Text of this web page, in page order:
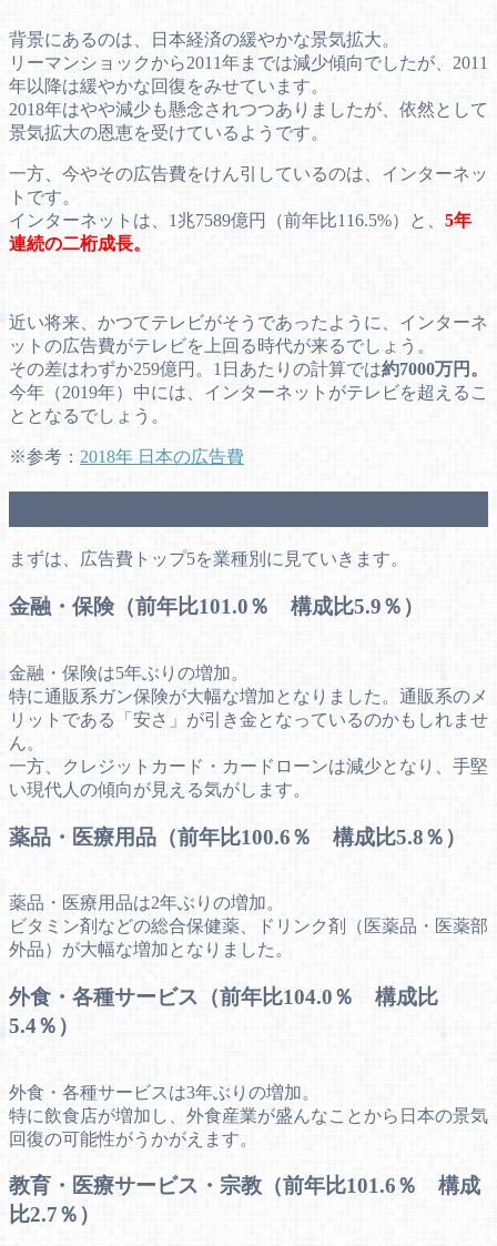
背景にあるのは、日本経済の緩やかな景気拡大。
リーマンショックから2011年までは減少傾向でしたが、2011
年以降は緩やかな回復をみせています。
2018年はやや減少も懸念されつつありましたが、依然として
景気拡大の恩恵を受けているようです。
一方、今やその広告費をけん引しているのは、インターネッ
トです。
インターネットは、1兆7589億円（前年比116.5%）と、 5年
連続の二桁成長。
近い将来、かつてテレビがそうであったように、インターネ
ットの広告費がテレビを上回る時代が来るでしょう。
その差はわずか259億円。1日あたりの計算では約7000万円。
今年（2019年）中には、インターネットがテレビを超えるこ
ととなるでしょう。
※参考： 2018年 日本の広告費
まずは、広告費トップ5を業種別に見ていきます。
金融・保険（前年比101.0％ 構成比5.9％）
金融・保険は5年ぶりの増加。
特に通販系ガン保険が大幅な増加となりました。通販系のメ
リットである「安さ」が引き金となっているのかもしれませ
ん。
一方、クレジットカード・カードローンは減少となり、手堅
い現代人の傾向が見える気がします。
薬品・医療用品（前年比100.6％ 構成比5.8％）
薬品・医療用品は2年ぶりの増加。
ビタミン剤などの総合保健薬、ドリンク剤（医薬品・医薬部
外品）が大幅な増加となりました。
外食・各種サービス（前年比104.0％ 構成比
5.4％）
外食・各種サービスは3年ぶりの増加。
特に飲食店が増加し、外食産業が盛んなことから日本の景気
回復の可能性がうかがえます。
教育・医療サービス・宗教（前年比101.6％ 構成
比2.7％）